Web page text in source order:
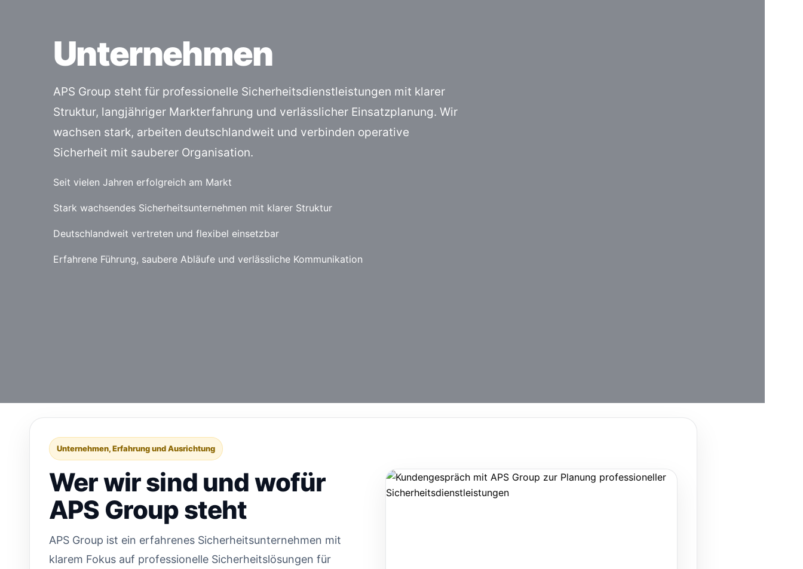
Unternehmen
APS Group steht für professionelle Sicherheitsdienstleistungen mit klarer
Struktur, langjähriger Markterfahrung und verlässlicher Einsatzplanung. Wir
wachsen stark, arbeiten deutschlandweit und verbinden operative
Sicherheit mit sauberer Organisation.
Seit vielen Jahren erfolgreich am Markt
Stark wachsendes Sicherheitsunternehmen mit klarer Struktur
Deutschlandweit vertreten und flexibel einsetzbar
Erfahrene Führung, saubere Abläufe und verlässliche Kommunikation
Unternehmen, Erfahrung und Ausrichtung
Wer wir sind und wofür
APS Group steht
APS Group ist ein erfahrenes Sicherheitsunternehmen mit
klarem Fokus auf professionelle Sicherheitslösungen für